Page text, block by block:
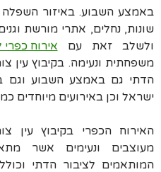
באמצע השבוע. באיזור השפלה
שונות, נחלים, אתרי מורשת
ולשלב זאת עם אירוח
משפחתית ונעימה. בקיבוץ עין
הדתי גם באמצע השבוע וגם
ישראל וכן באירועים מיוחדים
האירוח הכפרי בקיבוץ עין
מעוצבים ונעימים אשר
המותאמים לציבור הדתי